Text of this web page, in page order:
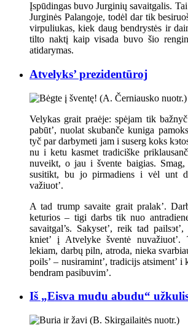
Įspūdingas buvo Jurginių savaitgalis.
Jurginės Palangoje, todėl dar tik
virpuliukas, kiek daug bendrystės ir
tilto naktį kaip visada buvo šio
atidarymas.
Atvelyks’ prezidentūroj
Velykas grait praėje: spėjam tik
pabūt’, nuolat skubanče kuniga
tyč par darbymeti jam i suserg koks
nu i ketu kasmet tradiciške
nuveikt, o jau i švente baigias.
susitikt, bu jo pirmadiens i vėl unt
važiuot’.
A tad trump savaite grait pralak’.
keturios – tigi darbs tik nuo
savaitgal’s. Sakyset’, reik tad
kniet’ į Atvelyke šventė
lekiam, darbų piln, atroda, nieka
poils’ – nusiramint’, tradicijs atsiment’ i
bendram pasibuvim’.
Iš „Eisva mudu abudu“